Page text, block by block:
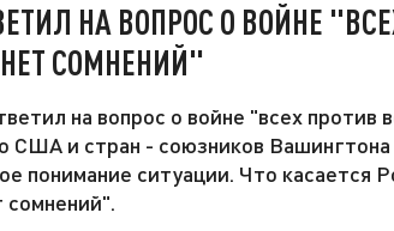
НА ВОПРОС О ВОЙНЕ
СОМНЕНИЙ"
на вопрос о войне "всех против
США и стран - союзников
понимание ситуации. Что касается
сомнений".